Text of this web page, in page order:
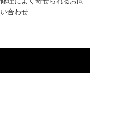
い合わせ…